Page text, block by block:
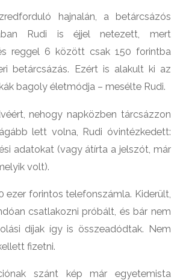
hajnalán, a betárcsázós
Rudi is éjjel netezett, mert
reggel 6 között csak 150 forintba
betárcsázás. Ezért is alakult ki az
bagoly életmódja – mesélte Rudi.
nehogy napközben tárcsázzon
lett volna, Rudi óvintézkedett:
adatokat (vagy átírta a jelszót, már
volt).
ezer forintos telefonszámla. Kiderült,
csatlakozni próbált, és bár nem
díjak így is összeadódtak. Nem
fizetni.
szánt kép már egyetemista